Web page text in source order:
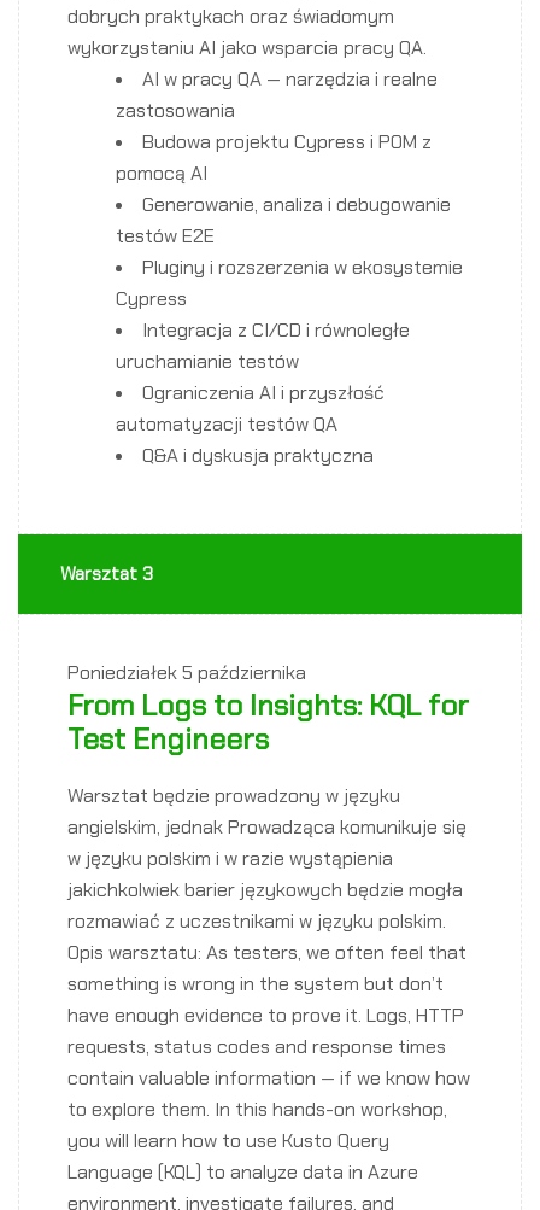
dobrych praktykach oraz świadomym
wykorzystaniu AI jako wsparcia pracy QA.
AI w pracy QA — narzędzia i realne
zastosowania
Budowa projektu Cypress i POM z
pomocą AI
Generowanie, analiza i debugowanie
testów E2E
Pluginy i rozszerzenia w ekosystemie
Cypress
Integracja z CI/CD i równoległe
uruchamianie testów
Ograniczenia AI i przyszłość
automatyzacji testów QA
Q&A i dyskusja praktyczna
Warsztat 3
Poniedziałek5 października
From Logs to Insights: KQL for
Test Engineers
Warsztat będzie prowadzony w języku
angielskim, jednak Prowadząca komunikuje się
w języku polskim i w razie wystąpienia
jakichkolwiek barier językowych będzie mogła
rozmawiać z uczestnikami w języku polskim.
Opis warsztatu: As testers, we often feel that
something is wrong in the system but don’t
have enough evidence to prove it. Logs, HTTP
requests, status codes and response times
contain valuable information — if we know how
to explore them. In this hands-on workshop,
you will learn how to use Kusto Query
Language (KQL) to analyze data in Azure
environment, investigate failures, and